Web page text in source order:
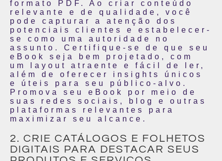
formato PDF. Ao criar conteúdo
relevante e de qualidade, você
pode capturar a atenção dos
potenciais clientes e estabelecer-
se como uma autoridade no
assunto. Certifique-se de que seu
eBook seja bem projetado, com
um layout atraente e fácil de ler,
além de oferecer insights únicos
e úteis para seu público-alvo.
Promova seu eBook por meio de
suas redes sociais, blog e outras
plataformas relevantes para
maximizar seu alcance.
2. CRIE CATÁLOGOS E FOLHETOS
DIGITAIS PARA DESTACAR SEUS